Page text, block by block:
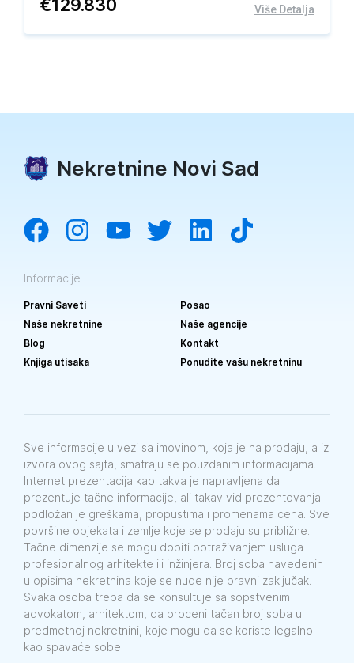
€129.830 Više Detalja
Nekretnine Novi Sad
Informacije
Pravni Saveti
Posao
Naše nekretnine
Naše agencije
Blog
Kontakt
Knjiga utisaka
Ponudite vašu nekretninu
Sve informacije u vezi sa imovinom, koja je na prodaju, a iz
izvora ovog sajta, smatraju se pouzdanim informacijama.
Internet prezentacija kao takva je napravljena da
prezentuje tačne informacije, ali takav vid prezentovanja
podložan je greškama, propustima i promenama cena. Sve
površine objekata i zemlje koje se prodaju su približne.
Tačne dimenzije se mogu dobiti potraživanjem usluga
profesionalnog arhitekte ili inžinjera. Broj soba navedenih
u opisima nekretnina koje se nude nije pravni zaključak.
Svaka osoba treba da se konsultuje sa sopstvenim
advokatom, arhitektom, da proceni tačan broj soba u
predmetnoj nekretnini, koje mogu da se koriste legalno
kao spavaće sobe.